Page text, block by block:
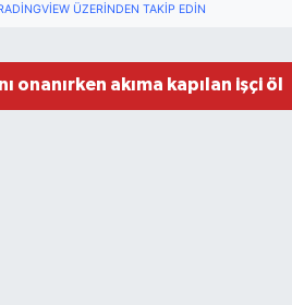
ÜZERINDEN TAKIP EDIN
onanırken akıma kapılan işçi